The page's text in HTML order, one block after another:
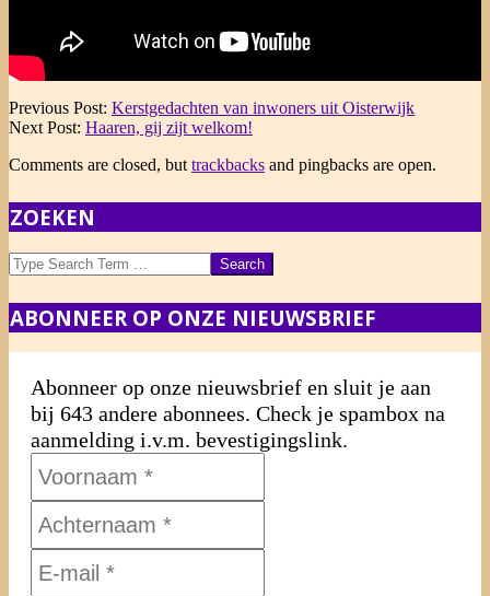
2020-
12-
Previous Post: Kerstgedachten van inwoners uit Oisterwijk
Next Post: Haaren, gij zijt welkom!
Comments are closed, but trackbacks and pingbacks are open.
ZOEKEN
Search
ABONNEER OP ONZE NIEUWSBRIEF
Abonneer op onze nieuwsbrief en sluit je aan
bij 643 andere abonnees. Check je spambox na
aanmelding i.v.m. bevestigingslink.